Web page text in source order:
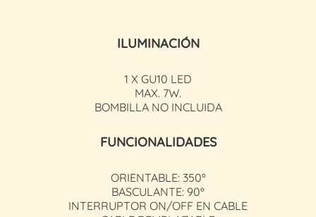
ILUMINACIÓN
1 X GU10 LED
MAX. 7W.
BOMBILLA NO INCLUIDA
FUNCIONALIDADES
ORIENTABLE: 350º
BASCULANTE: 90º
INTERRUPTOR ON/OFF EN CABLE